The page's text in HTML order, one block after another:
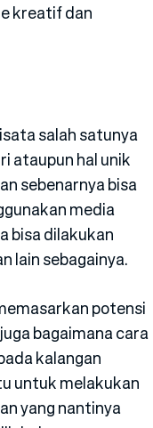
kreatif dan
salah satunya
ataupun hal unik
sebenarnya bisa
media
bisa dilakukan
lain sebagainya.
potensi
bagaimana cara
kalangan
untuk melakukan
yang nantinya